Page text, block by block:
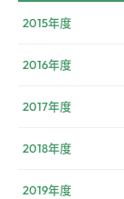
2015年度
2016年度
2017年度
2018年度
2019年度